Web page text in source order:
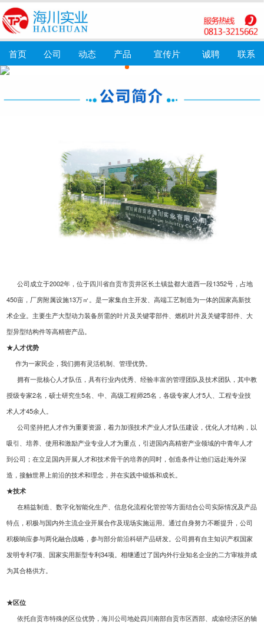
首页 公司 动态 产品 宣传片 诚聘 联系
公司成立于2002年，位于四川省自贡市贡井区长土镇盐都大道西一段1352号，占地
450亩，厂房附属设施13万㎡。是一家集自主开发、高端工艺制造为一体的国家高新技
术企业。主要生产大型动力装备所需的叶片及关键零部件、燃机叶片及关键零部件、大
型异型结构件等高精密产品。
★人才优势
作为一家民企，我们拥有灵活机制、管理优势。
拥有一批核心人才队伍，具有行业内优秀、经验丰富的管理团队及技术团队，其中教
授级专家2名，硕士研究生5名、中、高级工程师25名，各级专家人才5人、工程专业技
术人才45余人。
公司坚持把人才作为重要资源，着力加强技术产业人才队伍建设，优化人才结构，以
吸引、培养、使用和激励产业专业人才为重点，引进国内高精密产业领域的中青年人才
到公司；在立足国内开展人才和技术骨干的培养的同时，创造条件让他们远赴海外深
造，接触世界上前沿的技术和理念，并在实践中锻炼和成长。
★技术
在精益制造、数字化智能化生产、信息化流程化管控等方面结合公司实际情况及产品
特点，积极与国内外主流企业开展合作及现场实施运用。通过自身努力不断提升，公司
积极响应参与两化融合战略，参与部分前沿科研产品研发。公司拥有自主知识产权国家
发明专利7项、国家实用新型专利34项。相继通过了国内外行业知名企业的二方审核并成
为其合格供方。
★区位
依托自贡市特殊的区位优势，海川公司地处四川南部自贡市区西部、成渝经济区的轴